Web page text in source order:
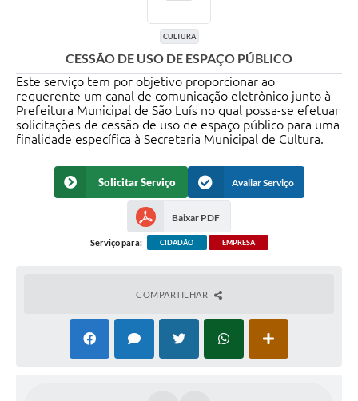
CULTURA
CESSÃO DE USO DE ESPAÇO PÚBLICO
Este serviço tem por objetivo proporcionar ao
requerente um canal de comunicação eletrônico junto à
Prefeitura Municipal de São Luís no qual possa-se efetuar
solicitações de cessão de uso de espaço público para uma
finalidade específica à Secretaria Municipal de Cultura.
Solicitar Serviço Avaliar Serviço
Baixar PDF
Serviço para: CIDADÃO EMPRESA
COMPARTILHAR